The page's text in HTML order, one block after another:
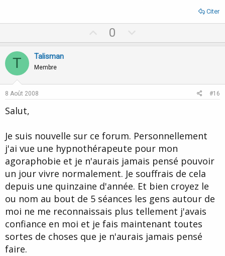
Citer
p
t
0
o
v
T Talisman
Membre
8 Août 2008 #16
Salut,
Je suis nouvelle sur ce forum. Personnellement
j'ai vue une hypnothérapeute pour mon
agoraphobie et je n'aurais jamais pensé pouvoir
un jour vivre normalement. Je souffrais de cela
depuis une quinzaine d'année. Et bien croyez le
ou nom au bout de 5 séances les gens autour de
moi ne me reconnaissais plus tellement j'avais
confiance en moi et je fais maintenant toutes
sortes de choses que je n'aurais jamais pensé
faire.